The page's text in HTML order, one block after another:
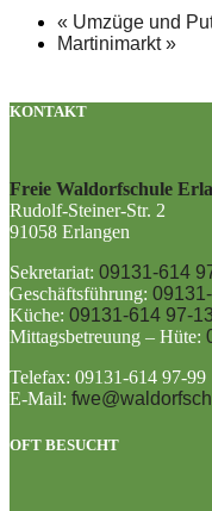
« Umzüge und
Martinimarkt»
KONTAKT
Freie Waldorfschule
Rudolf-Steiner-Str. 2
91058 Erlangen
Sekretariat: 09131-614
Geschäftsführung:
Küche: 09131-614 97-13
Mittagsbetreuung – Hüte:
Telefax: 09131-614 97-99
E-Mail:
OFT BESUCHT